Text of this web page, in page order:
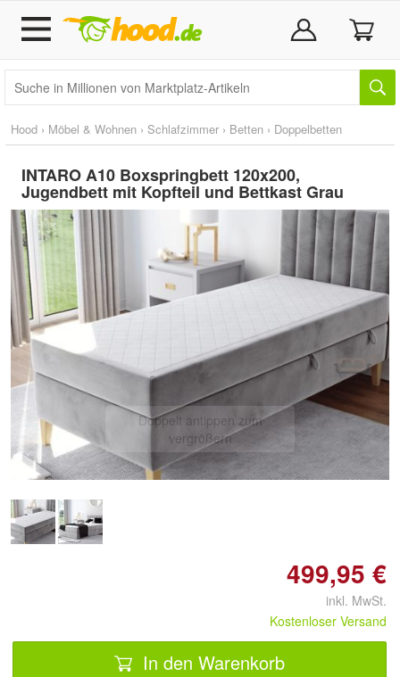
Hood › Möbel & Wohnen › Schlafzimmer › Betten › Doppelbetten
INTARO A10 Boxspringbett 120x200,
Jugendbett mit Kopfteil und Bettkast Grau
Doppelt antippen zum
vergrößern
499,95 €
inkl. MwSt.
Kostenloser Versand
In den Warenkorb